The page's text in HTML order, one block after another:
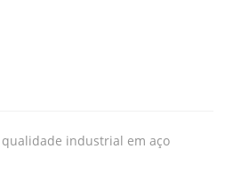
industrial em aço